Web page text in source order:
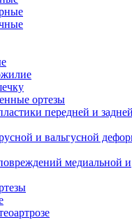
ортезы
передней и
и вальгусной
медиальной и